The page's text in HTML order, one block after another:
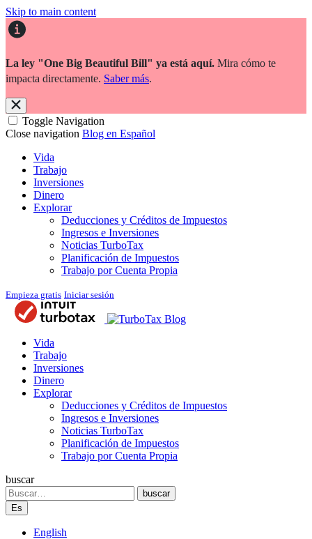
Skip to main content
La ley "One Big Beautiful Bill" ya está aquí. Mira cómo te
impacta directamente. Saber más.
Toggle Navigation
Close navigation Blog en Español
Vida
Trabajo
Inversiones
Dinero
Explorar
Deducciones y Créditos de Impuestos
Ingresos e Inversiones
Noticias TurboTax
Planificación de Impuestos
Trabajo por Cuenta Propia
Empieza gratis Iniciar sesión
Blog
Vida
Trabajo
Inversiones
Dinero
Explorar
Deducciones y Créditos de Impuestos
Ingresos e Inversiones
Noticias TurboTax
Planificación de Impuestos
Trabajo por Cuenta Propia
buscar
Search
buscar
Es
English